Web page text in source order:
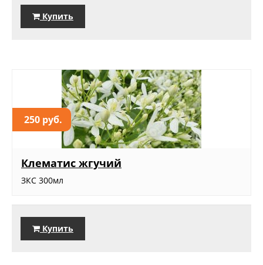
Купить
250 руб.
Клематис жгучий
ЗКС 300мл
Купить